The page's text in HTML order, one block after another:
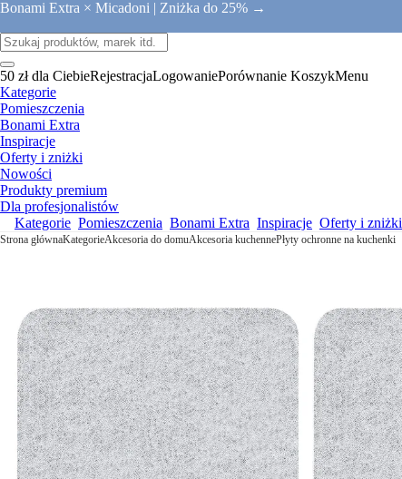
Bonami Extra × Micadoni | Zniżka do 25% →
50 zł dla CiebieRejestracjaLogowaniePorównanie KoszykMenu
Kategorie
Pomieszczenia
Bonami Extra
Inspiracje
Oferty i zniżki
Nowości
Produkty premium
Dla profesjonalistów
Kategorie Pomieszczenia Bonami Extra Inspiracje Oferty i zniżki
Strona głównaKategorieAkcesoria do domuAkcesoria kuchennePłyty ochronne na kuchenki